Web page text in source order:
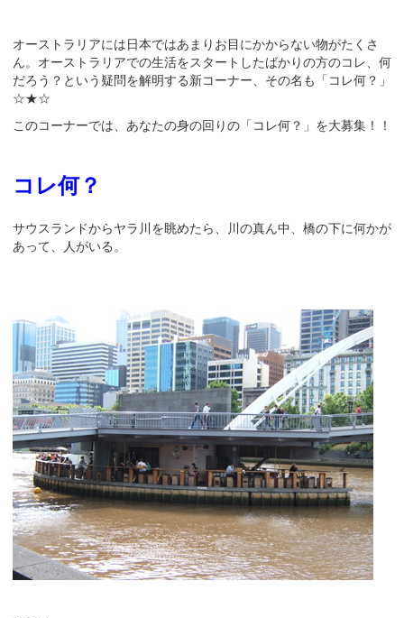
オーストラリアには日本ではあまりお目にかからない物がたくさ
ん。オーストラリアでの生活をスタートしたばかりの方のコレ、何
だろう？という疑問を解明する新コーナー、その名も「コレ何？」
☆★☆
このコーナーでは、あなたの身の回りの「コレ何？」を大募集！！
コレ何？
サウスランドからヤラ川を眺めたら、川の真ん中、橋の下に何かが
あって、人がいる。